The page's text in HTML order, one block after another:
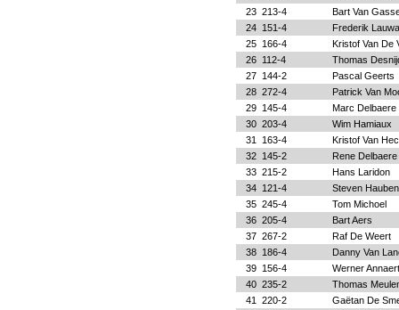
23 213-4
Bart Van
24 151-4
Frederik
25 166-4
Kristof Van De
26 112-4
Thomas
27 144-2
Pascal Geerts
28 272-4
Patrick Van
29 145-4
Marc Delbaere
30 203-4
Wim Hamiaux
31
163-4
Kristof Van
32 145-2
Rene Delbaere
33 215-2
Hans Laridon
34 121-4
Steven Hauben
35 245-4
Tom Michoel
36 205-4
Bart Aers
37 267-2
Raf De Weert
38 186-4
Danny Van
39 156-4
Werner Annaert
40 235-2
Thomas
41
220-2
Gaëtan De